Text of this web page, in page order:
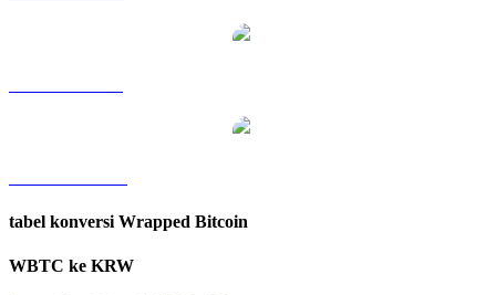
tabel konversi Wrapped Bitcoin
WBTC ke KRW